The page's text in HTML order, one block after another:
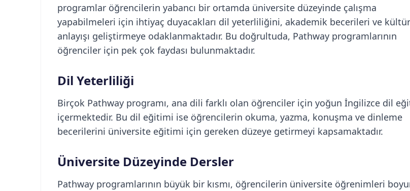
programlar öğrencilerin yabancı bir ortamda üniversite düzeyinde çalışma
yapabilmeleri için ihtiyaç duyacakları dil yeterliliğini, akademik becerileri ve
anlayışı geliştirmeye odaklanmaktadır. Bu doğrultuda, Pathway programlarının
öğrenciler için pek çok faydası bulunmaktadır.
Dil Yeterliliği
Birçok Pathway programı, ana dili farklı olan öğrenciler için yoğun İngilizce dil
içermektedir. Bu dil eğitimi ise öğrencilerin okuma, yazma, konuşma ve dinleme
becerilerini üniversite eğitimi için gereken düzeye getirmeyi kapsamaktadır.
Üniversite Düzeyinde Dersler
Pathway programlarının büyük bir kısmı, öğrencilerin üniversite öğrenimleri